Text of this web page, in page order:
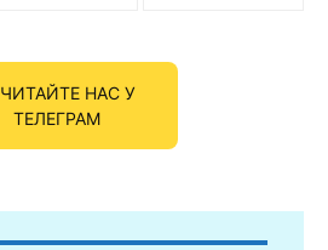
ЧИТАЙТЕ НАС У
ТЕЛЕГРАМ